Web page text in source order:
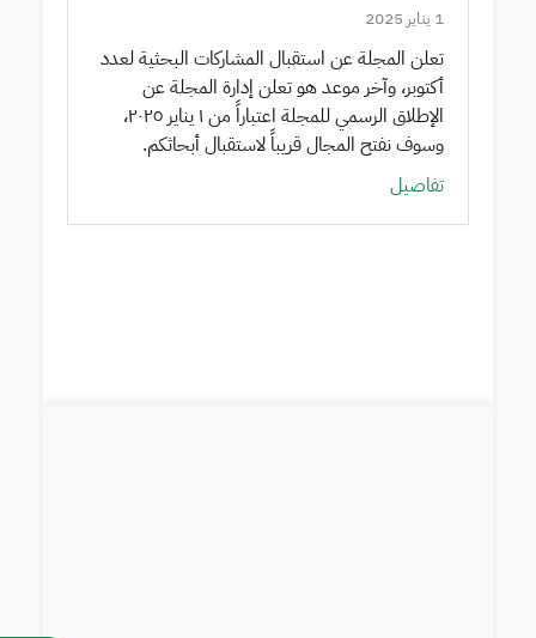
1 يناير 2025
تعلن المجلة عن استقبال المشاركات البحثية لعدد
أكتوبر، وآخر موعد هو تعلن إدارة المجلة عن
الإطلاق الرسمي للمجلة اعتباراً من ١ يناير ٢٠٢٥،
وسوف نفتح المجال قريباً لاستقبال أبحاثكم.
تفاصيل